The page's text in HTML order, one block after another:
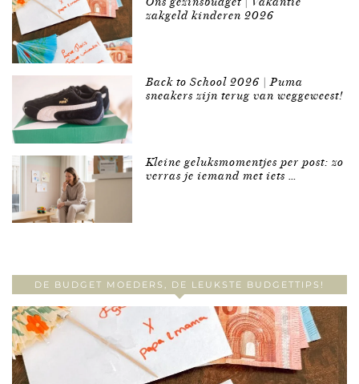
zakgeld kinderen 2026
Back to School 2026 | Puma
sneakers zijn terug van weggeweest!
Kleine geluksmomentjes per post: zo
verras je iemand met iets …
DE BUDGET MOEDERS, DE LEUKSTE BUDGETTIPS!